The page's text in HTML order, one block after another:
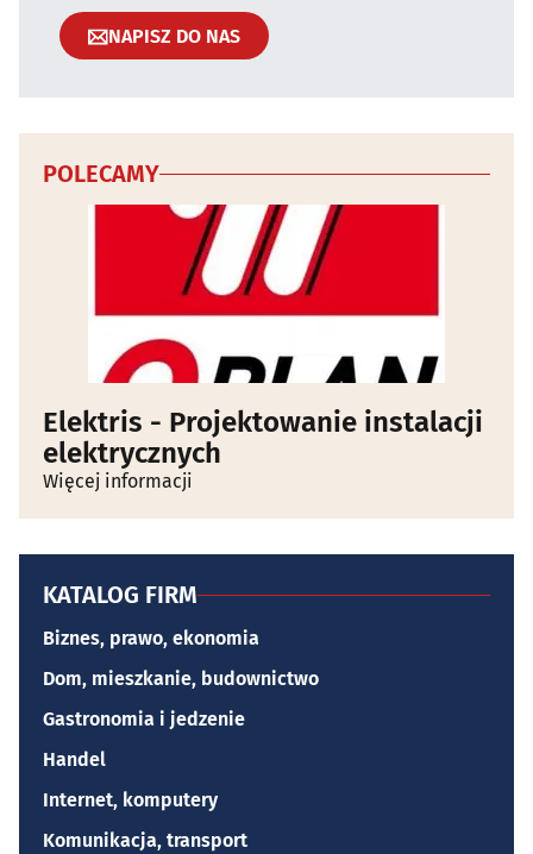
NAPISZ DO NAS
POLECAMY
Elektris - Projektowanie instalacji
elektrycznych
Więcej informacji
KATALOG FIRM
Biznes, prawo, ekonomia
Dom, mieszkanie, budownictwo
Gastronomia i jedzenie
Handel
Internet, komputery
Komunikacja, transport